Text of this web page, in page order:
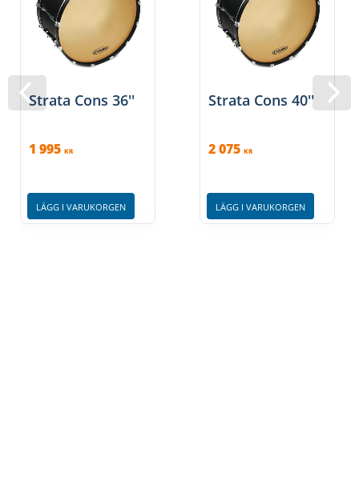
Strata Cons 36''
1 995 KR
LÄGG I VARUKORGEN
Strata Cons 40''
2 075 KR
LÄGG I VARUKORGEN